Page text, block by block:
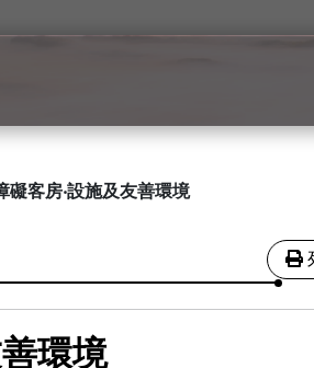
礙客房‧設施及友善環境
環境